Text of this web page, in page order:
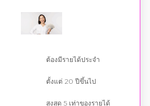
ต้องมีรายได้ประจำ
ตั้งแต่ 20 ปีขึ้นไป
สูงสุด 5 เท่าของรายได้
ไม่กำหนดอัตราดอกเบี้ย